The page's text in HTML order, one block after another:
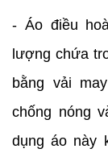
- Áo điều
lượng chứa
bằng vải
chống nóng
dụng áo này